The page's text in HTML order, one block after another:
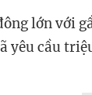
lớn với
yêu cầu